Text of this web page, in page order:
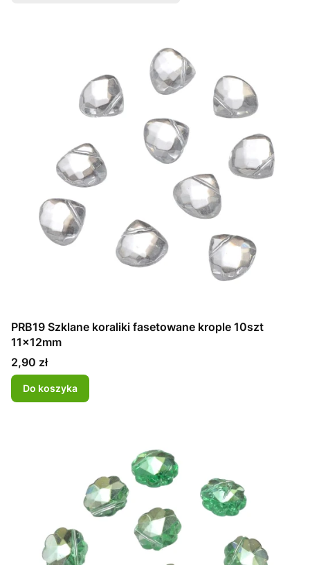
PRB19 Szklane koraliki fasetowane krople 10szt
11x12mm
Cena
2,90 zł
Do koszyka